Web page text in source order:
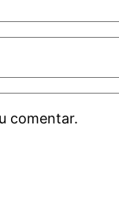
comentar.